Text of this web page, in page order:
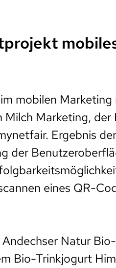
mobilen Marketing
Marketing, der
Ergebnis der
der
eines QR-
Natur Bio-
Bio-Trinkjogurt